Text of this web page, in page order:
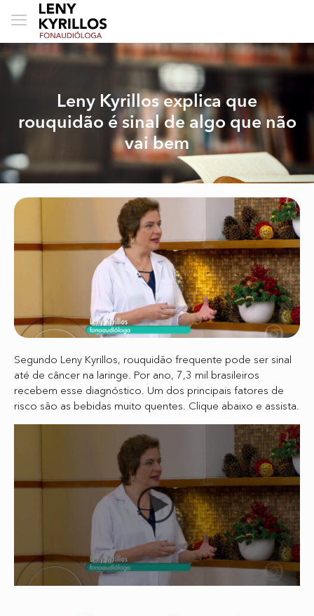
Leny Kyrillos explica que
rouquidão é sinal de algo que não
vai bem
Segundo Leny Kyrillos, rouquidão frequente pode ser sinal
até de câncer na laringe. Por ano, 7,3 mil brasileiros
recebem esse diagnóstico. Um dos principais fatores de
risco são as bebidas muito quentes. Clique abaixo e assista.